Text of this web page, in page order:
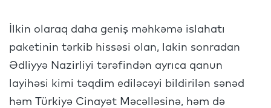
İlkin olaraq daha geniş məhkəmə islahatı
paketinin tərkib hissəsi olan, lakin sonradan
Ədliyyə Nazirliyi tərəfindən ayrıca qanun
layihəsi kimi təqdim ediləcəyi bildirilən sənəd
həm Türkiyə Cinayət Məcəlləsinə, həm də